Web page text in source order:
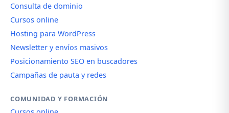
Consulta de dominio
Cursos online
Hosting para WordPress
Newsletter y envíos masivos
Posicionamiento SEO en buscadores
Campañas de pauta y redes
COMUNIDAD Y FORMACIÓN